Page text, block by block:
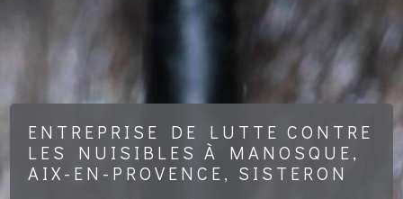
ENTREPRISE DE LUTTE CONTRE
LES NUISIBLES À MANOSQUE,
AIX-EN-PROVENCE, SISTERON